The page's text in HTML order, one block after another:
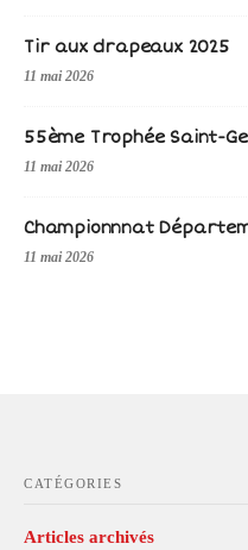
Tir aux drapeaux 2025
11 mai 2026
55ème Trophée Saint-
11 mai 2026
Championnnat
11 mai 2026
CATÉGORIES
Articles archivés